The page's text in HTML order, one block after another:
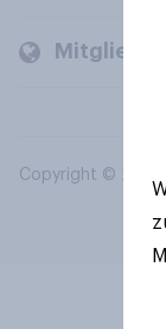
Mitglieder
Copyright © 2026